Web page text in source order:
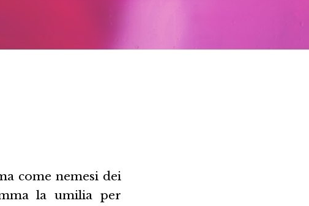
come nemesi dei
la umilia per